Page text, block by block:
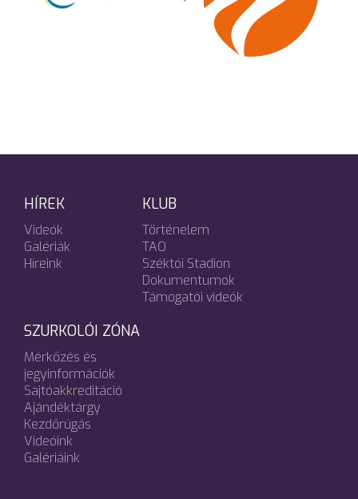
HÍREK
Videók
Galériák
Híreink
KLUB
Történelem
TAO
Széktói Stadion
Dokumentumok
Támogatói videók
SZURKOLÓI ZÓNA
Mérkőzés és
jegyinformációk
Sajtóakkreditáció
Ajándéktárgy
Kezdőrúgás
Videóink
Galériáink